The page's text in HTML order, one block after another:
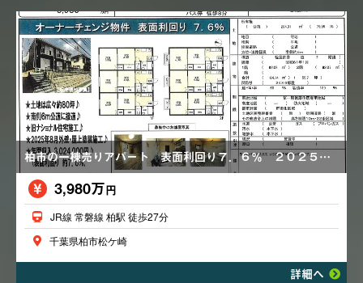
柏市の一棟売りアパート 表面利回り７．６％ ２０２５年８月外壁・屋上塗装施工
3,980万円
JR線 常磐線 柏駅 徒歩27分
千葉県柏市松ケ崎
詳細へ